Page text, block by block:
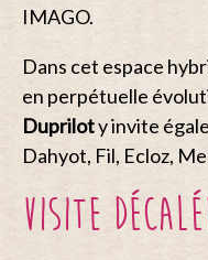
IMAGO.
Dans cet espace
en perpétuelle
Dupriloty invite
Dahyot, Fil, Ecloz,
VISITE